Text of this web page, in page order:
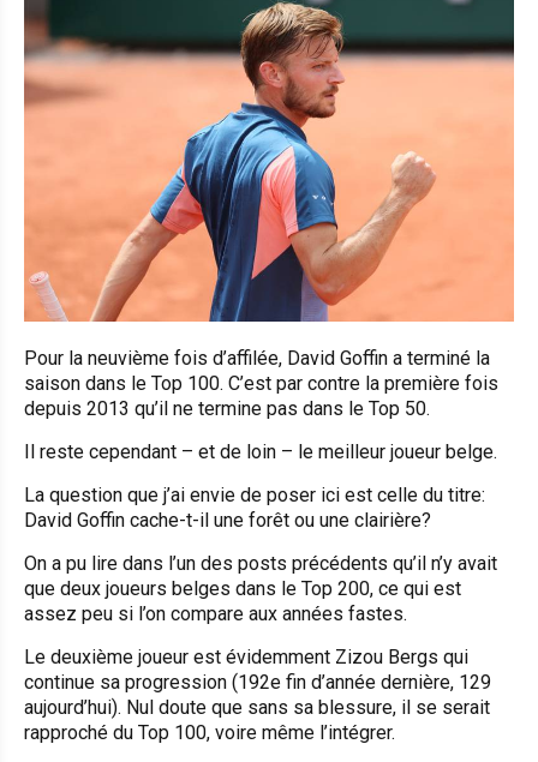
Pour la neuvième fois d’affilée, David Goffin a terminé la
saison dans le Top 100. C’est par contre la première fois
depuis 2013 qu’il ne termine pas dans le Top 50.
Il reste cependant – et de loin – le meilleur joueur belge.
La question que j’ai envie de poser ici est celle du titre:
David Goffin cache-t-il une forêt ou une clairière?
On a pu lire dans l’un des posts précédents qu’il n’y avait
que deux joueurs belges dans le Top 200, ce qui est
assez peu si l’on compare aux années fastes.
Le deuxième joueur est évidemment Zizou Bergs qui
continue sa progression (192e fin d’année dernière, 129
aujourd’hui). Nul doute que sans sa blessure, il se serait
rapproché du Top 100, voire même l’intégrer.